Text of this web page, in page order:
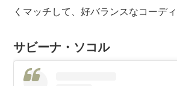
くマッチして、好バランスなコーディ
サビーナ・ソコル